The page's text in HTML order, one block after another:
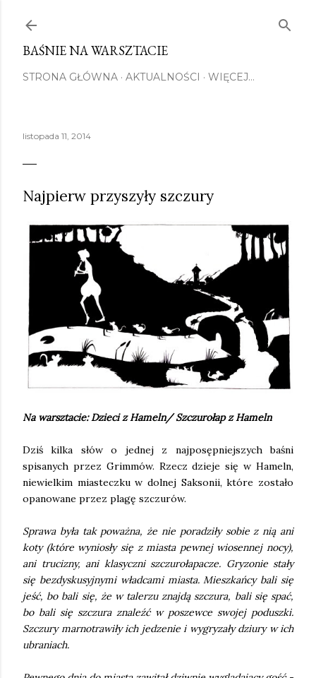
BAŚNIE NA WARSZTACIE
STRONA GŁÓWNA AKTUALNOŚCI WIĘCEJ…
listopada 11, 2014
Najpierw przyszyły szczury
Na warsztacie: Dzieci z Hameln/ Szczurołap z Hameln
Dziś kilka słów o jednej z najposępniejszych baśni
spisanych przez Grimmów. Rzecz dzieje się w Hameln,
niewielkim miasteczku w dolnej Saksonii, które zostało
opanowane przez plagę szczurów.
Sprawa była tak poważna, że nie poradziły sobie z nią ani
koty (które wyniosły się z miasta pewnej wiosennej nocy),
ani trucizny, ani klasyczni szczurołapacze. Gryzonie stały
się bezdyskusyjnymi władcami miasta. Mieszkańcy bali się
jeść, bo bali się, że w talerzu znajdą szczura, bali się spać,
bo bali się szczura znaleźć w poszewce swojej poduszki.
Szczury marnotrawiły ich jedzenie i wygryzały dziury w ich
ubraniach.